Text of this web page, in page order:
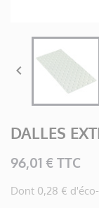

DALLES
96,01 € TTC
Dont 0,28 €